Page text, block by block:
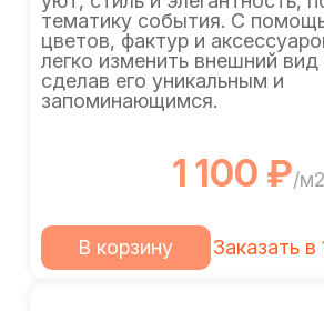
тематику события. С
цветов, фактур и
легко изменить внешний
сделав его уникальным и
запоминающимся.
1 100 ₽/м2
В корзину Заказать в